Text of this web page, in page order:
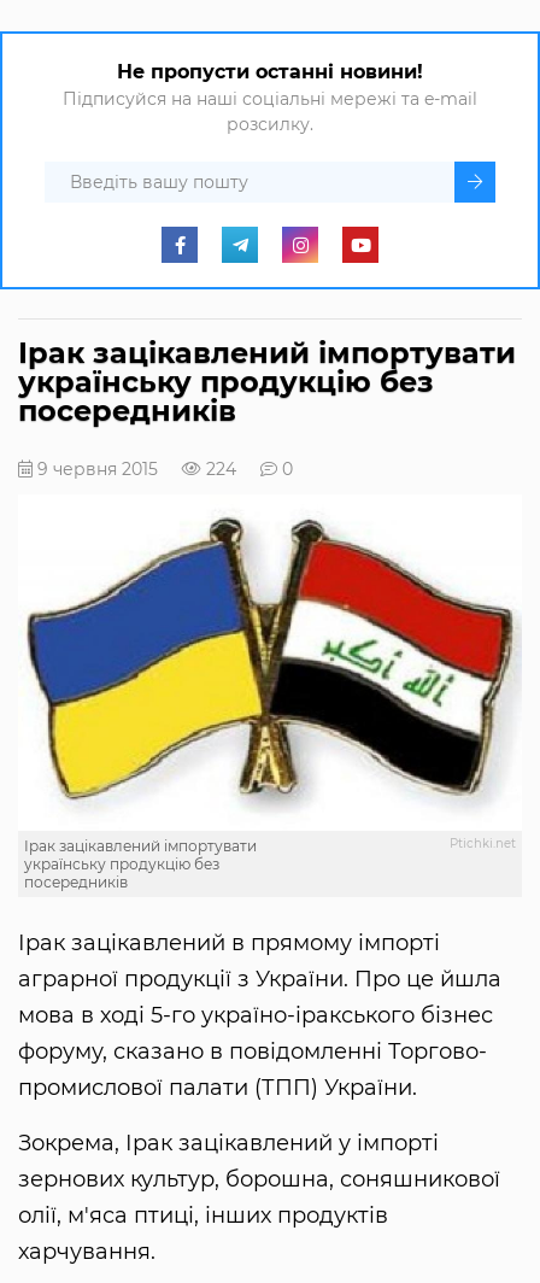
Не пропусти останні новини!
Підписуйся на наші соціальні мережі та e-mail
розсилку.
Ірак зацікавлений імпортувати
українську продукцію без
посередників
9 червня 2015 224 0
Рtichki.net
Ірак зацікавлений імпортувати
українську продукцію без
посередників
Ірак зацікавлений в прямому імпорті
аграрної продукції з України. Про це йшла
мова в ході 5-го україно-іракського бізнес
форуму, сказано в повідомленні Торгово-
промислової палати (ТПП) України.
Зокрема, Ірак зацікавлений у імпорті
зернових культур, борошна, соняшникової
олії, м'яса птиці, інших продуктів
харчування.